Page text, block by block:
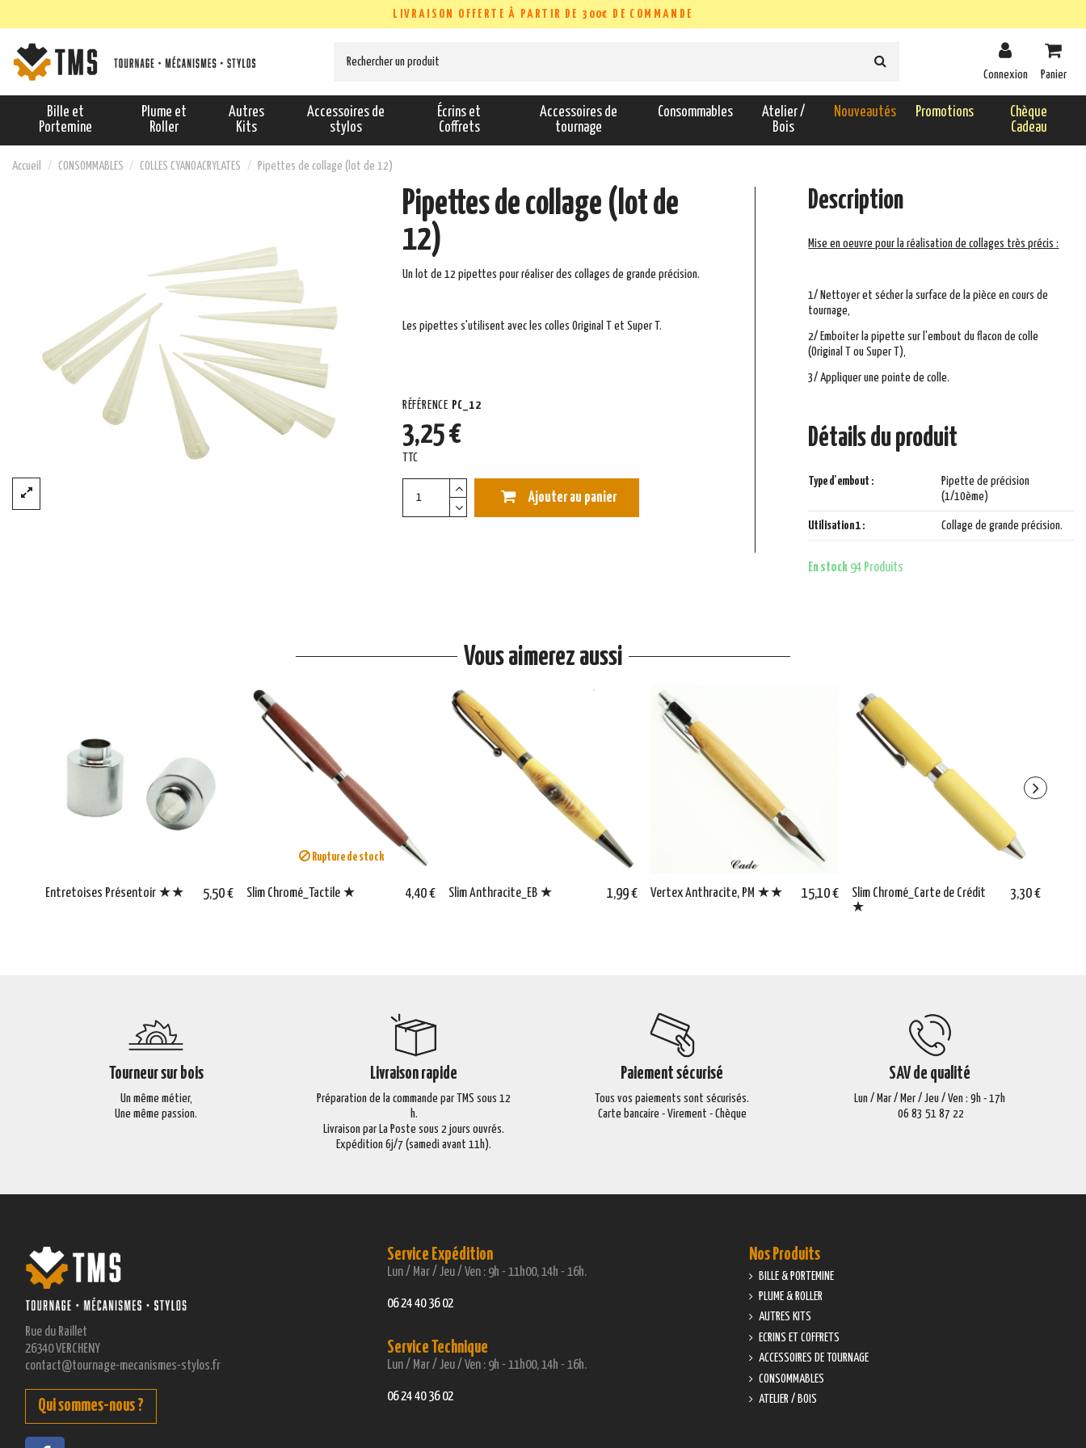
LIVRAISON OFFERTE À PARTIR DE 300€ DE COMMANDE
Connexion Panier
Bille et
Portemine
Plume et
Roller
Autres
Kits
Accessoires de
stylos
Écrins et
Coffrets
Accessoires de
tournage
Consommables
Atelier /
Bois
Nouveautés Promotions
Chèque
Cadeau
Accueil CONSOMMABLES COLLES CYANOACRYLATES Pipettes de collage (lot de 12)
Pipettes de collage (lot de
12)
Un lot de 12 pipettes pour réaliser des collages de grande précision.
Les pipettes s'utilisent avec les colles Original T et Super T.
RÉFÉRENCE PC_12
3,25 €
TTC
Ajouter au panier
Description
Mise en oeuvre pour la réalisation de collages très précis :
1/ Nettoyer et sécher la surface de la pièce en cours de
tournage,
2/ Emboiter la pipette sur l'embout du flacon de colle
(Original T ou Super T),
3/ Appliquer une pointe de colle.
Détails du produit
Type d'embout :
Pipette de précision
(1/10ème)
Utilisation 1 : Collage de grande précision.
En stock 94 Produits
Vous aimerez aussi
Entretoises Présentoir ★★ 5,50 €
Rupture de stock
Slim Chromé_Tactile ★ 4,40 € Slim Anthracite_EB ★ 1,99 € Vertex Anthracite, PM ★★ 15,10 €
Slim Chromé_Carte de Crédit
★
3,30 €
Tourneur sur bois
Un même métier,
Une même passion.
Livraison rapide
Préparation de la commande par TMS sous 12
h.
Livraison par La Poste sous 2 jours ouvrés.
Expédition 6j/7 (samedi avant 11h).
Paiement sécurisé
Tous vos paiements sont sécurisés.
Carte bancaire - Virement - Chèque
SAV de qualité
Lun / Mar / Mer / Jeu / Ven : 9h - 17h
06 83 51 87 22
Rue du Raillet
26340 VERCHENY
contact@tournage-mecanismes-stylos.fr
Qui sommes-nous ?
Service Expédition
Lun / Mar / Jeu / Ven : 9h - 11h00, 14h - 16h.
06 24 40 36 02
Service Technique
Lun / Mar / Jeu / Ven : 9h - 11h00, 14h - 16h.
06 24 40 36 02
Nos Produits
BILLE & PORTEMINE
PLUME & ROLLER
AUTRES KITS
ECRINS ET COFFRETS
ACCESSOIRES DE TOURNAGE
CONSOMMABLES
ATELIER / BOIS